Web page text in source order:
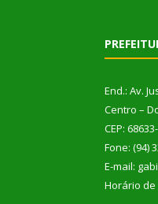
End.: Av.
Centro –
CEP:
Fone: (94)
E-mail:
Horário de